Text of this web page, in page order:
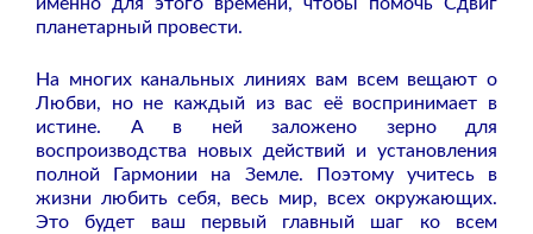
планетарный провести.
На многих канальных линиях вам всем вещают о
Любви, но не каждый из вас её воспринимает в
истине. А в ней заложено зерно для
воспроизводства новых действий и установления
полной Гармонии на Земле. Поэтому учитесь в
жизни любить себя, весь мир, всех окружающих.
Это будет ваш первый главный шаг ко всем